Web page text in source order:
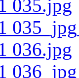
035.jpg
036.jpg